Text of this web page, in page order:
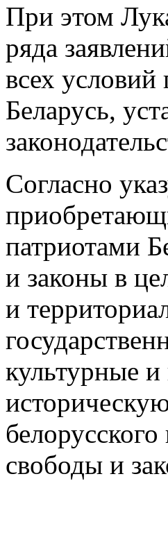
При этом
ряда
всех
Беларусь,
Согласно
патриотами
и законы в
и
культурные
свободы и